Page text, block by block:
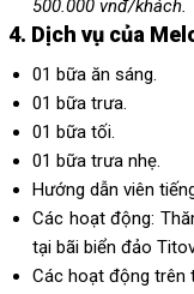
500.000 vnđ/khách.
4. Dịch vụ của
01 bữa ăn sáng.
01 bữa trưa.
01 bữa tối.
01 bữa trưa nhẹ.
Hướng dẫn viên
Các hoạt động:
tại bãi biển đảo
Các hoạt động trên